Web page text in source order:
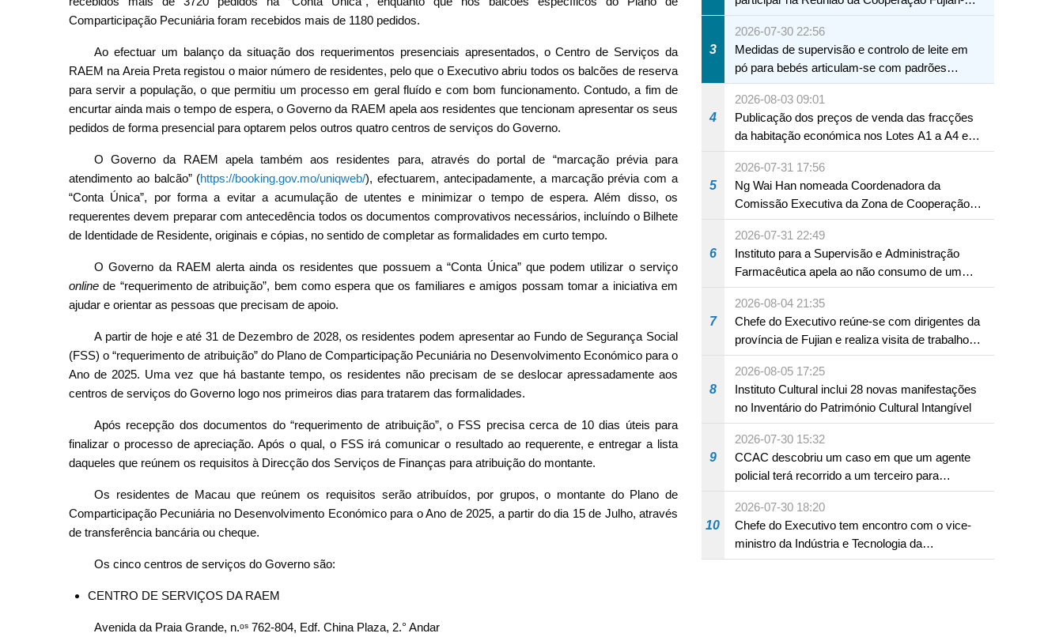
Comparticipação Pecuniária foram recebidos mais de 1180 pedidos.
Ao efectuar um balanço da situação dos requerimentos presenciais apresentados, o Centro de Serviços da
RAEM na Areia Preta registou o maior número de residentes, pelo que o Executivo abriu todos os balcões de reserva
para servir a população, o que permitiu um processo em geral fluído e com bom funcionamento. Contudo, a fim de
encurtar ainda mais o tempo de espera, o Governo da RAEM apela aos residentes que tencionam apresentar os seus
pedidos de forma presencial para optarem pelos outros quatro centros de serviços do Governo.
O Governo da RAEM apela também aos residentes para, através do portal de “marcação prévia para
atendimento ao balcão” (https://booking.gov.mo/uniqweb/), efectuarem, antecipadamente, a marcação prévia com a
“Conta Única”, por forma a evitar a acumulação de utentes e minimizar o tempo de espera. Além disso, os
requerentes devem preparar com antecedência todos os documentos comprovativos necessários, incluíndo o Bilhete
de Identidade de Residente, originais e cópias, no sentido de completar as formalidades em curto tempo.
O Governo da RAEM alerta ainda os residentes que possuem a “Conta Única” que podem utilizar o serviço
online de “requerimento de atribuição”, bem como espera que os familiares e amigos possam tomar a iniciativa em
ajudar e orientar as pessoas que precisam de apoio.
A partir de hoje e até 31 de Dezembro de 2028, os residentes podem apresentar ao Fundo de Segurança Social
(FSS) o “requerimento de atribuição” do Plano de Comparticipação Pecuniária no Desenvolvimento Económico para o
Ano de 2025. Uma vez que há bastante tempo, os residentes não precisam de se deslocar apressadamente aos
centros de serviços do Governo logo nos primeiros dias para tratarem das formalidades.
Após recepção dos documentos do “requerimento de atribuição”, o FSS precisa cerca de 10 dias úteis para
finalizar o processo de apreciação. Após o qual, o FSS irá comunicar o resultado ao requerente, e entregar a lista
daqueles que reúnem os requisitos à Direcção dos Serviços de Finanças para atribuição do montante.
Os residentes de Macau que reúnem os requisitos serão atribuídos, por grupos, o montante do Plano de
Comparticipação Pecuniária no Desenvolvimento Económico para o Ano de 2025, a partir do dia 15 de Julho, através
de transferência bancária ou cheque.
Os cinco centros de serviços do Governo são:
CENTRO DE SERVIÇOS DA RAEM
Avenida da Praia Grande, n.ᵒˢ 762-804, Edf. China Plaza, 2.° Andar
Macau
3
2026-07-30 22:56
Medidas de supervisão e controlo de leite em
pó para bebés articulam-se com padrões
internacionais Serviços interdepartamentais
envidam esforços para assegurar a saúde dos
bebés e crianças, assim como a segurança
alimentar
4
2026-08-03 09:01
Publicação dos preços de venda das fracções
da habitação económica nos Lotes A1 a A4 e
A12 da Zona A dos Novos Aterros
5
2026-07-31 17:56
Ng Wai Han nomeada Coordenadora da
Comissão Executiva da Zona de Cooperação
Aprofundada entre Guangdong e Macau em
Hengqin
6
2026-07-31 22:49
Instituto para a Supervisão e Administração
Farmacêutica apela ao não consumo de um
produto com substâncias medicamentosas
ocidentais
7
2026-08-04 21:35
Chefe do Executivo reúne-se com dirigentes da
província de Fujian e realiza visita de trabalho
em Fuzhou
8
2026-08-05 17:25
Instituto Cultural inclui 28 novas manifestações
no Inventário do Património Cultural Intangível
9
2026-07-30 15:32
CCAC descobriu um caso em que um agente
policial terá recorrido a um terceiro para
assumir por si a culpa na sequência de uma
infracção rodoviária
10
2026-07-30 18:20
Chefe do Executivo tem encontro com o vice-
ministro da Indústria e Tecnologia da
Informação